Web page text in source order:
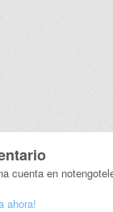
cuenta en
ahora!